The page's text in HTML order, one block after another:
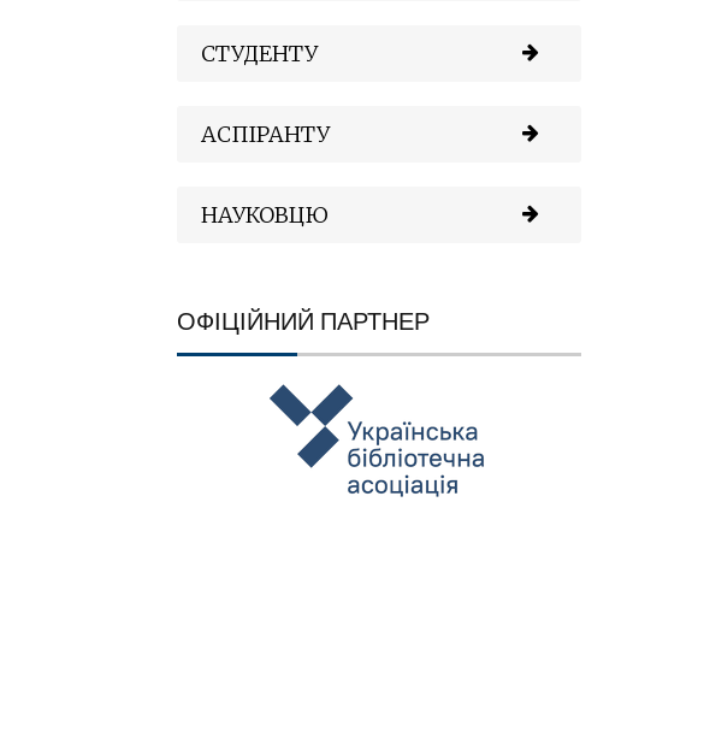
СТУДЕНТУ
АСПІРАНТУ
НАУКОВЦЮ
ОФІЦІЙНИЙ ПАРТНЕР